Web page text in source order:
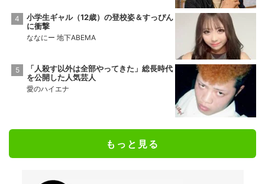
小学生ギャル（12歳）の登校姿＆すっぴん
に衝撃
ななにー 地下ABEMA
「人殺す以外は全部やってきた」総長時代
を公開した人気芸人
愛のハイエナ
もっと見る